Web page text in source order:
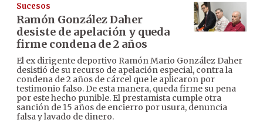
Sucesos
Ramón González Daher
desiste de apelación y queda
firme condena de 2 años
El ex dirigente deportivo Ramón Mario González Daher
desistió de su recurso de apelación especial, contra la
condena de 2 años de cárcel que le aplicaron por
testimonio falso. De esta manera, queda firme su pena
por este hecho punible. El prestamista cumple otra
sanción de 15 años de encierro por usura, denuncia
falsa y lavado de dinero.